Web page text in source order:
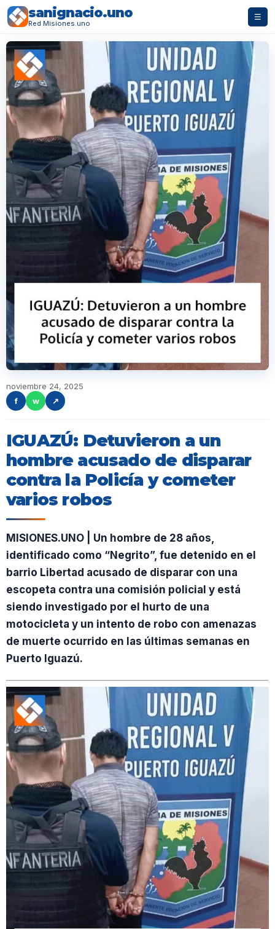
sanignacio.uno
Red Misiones.uno
☰
noviembre 24, 2025
f
w ↗
IGUAZÚ: Detuvieron a un
hombre acusado de disparar
contra la Policía y cometer
varios robos
MISIONES.UNO | Un hombre de 28 años,
identificado como “Negrito”, fue detenido en el
barrio Libertad acusado de disparar con una
escopeta contra una comisión policial y está
siendo investigado por el hurto de una
motocicleta y un intento de robo con amenazas
de muerte ocurrido en las últimas semanas en
Puerto Iguazú.